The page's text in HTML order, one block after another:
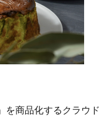
を商品化するクラウド